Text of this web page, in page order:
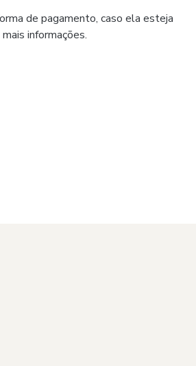
de pagamento, caso ela esteja
informações.